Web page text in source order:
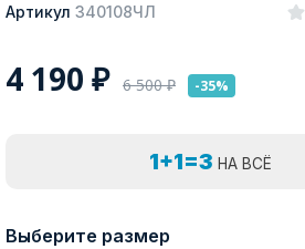
Артикул 340108ЧЛ
4 190 ₽ 6 500₽ -35%
1+1=3 НА ВСЁ
Выберите размер